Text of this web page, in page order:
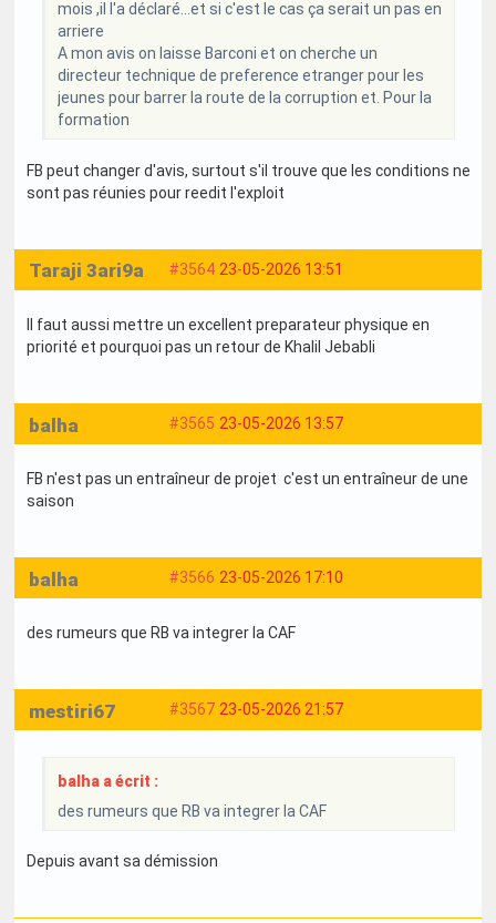
mois ,il l'a déclaré...et si c'est le cas ça serait un pas en
arriere
A mon avis on laisse Barconi et on cherche un
directeur technique de preference etranger pour les
jeunes pour barrer la route de la corruption et. Pour la
formation
FB peut changer d'avis, surtout s'il trouve que les conditions ne
sont pas réunies pour reedit l'exploit
#3564 23-05-2026 13:51
Taraji 3ari9a
Il faut aussi mettre un excellent preparateur physique en
priorité et pourquoi pas un retour de Khalil Jebabli
#3565 23-05-2026 13:57
balha
FB n'est pas un entraîneur de projet c'est un entraîneur de une
saison
#3566 23-05-2026 17:10
balha
des rumeurs que RB va integrer la CAF
#3567 23-05-2026 21:57
mestiri67
balha a écrit :
des rumeurs que RB va integrer la CAF
Depuis avant sa démission